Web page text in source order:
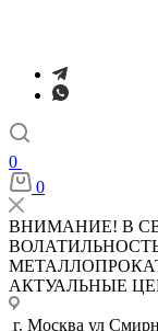
0
0
ВНИМАНИЕ! В
АКТУАЛЬНЫЕ
г. Москва ул